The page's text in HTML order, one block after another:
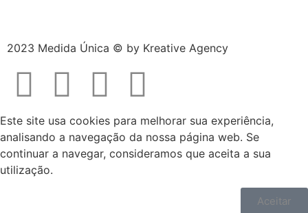
2023 Medida Única © by Kreative Agency
Este site usa cookies para melhorar sua experiência,
analisando a navegação da nossa página web. Se
continuar a navegar, consideramos que aceita a sua
utilização.
Aceitar